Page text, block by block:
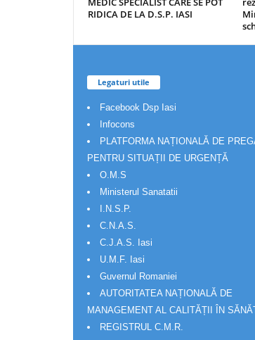
RIDICA DE LA D.S.P. IASI
Legaturi utile
Facebook Dsp Iasi
Infocons
PLATFORMA NAȚIONALĂ DE
PENTRU SITUAȚII DE URGENȚĂ
O.M.S
Ministerul Sanatatii
I.N.S.P.
C.N.A.S.
C.J.A.S. Iasi
U.M.F. Iasi
Guvernul Romaniei
AUTORITATEA NAȚIONALĂ DE
MANAGEMENT AL CALITĂȚII ÎN
REGISTRUL C.M.R.